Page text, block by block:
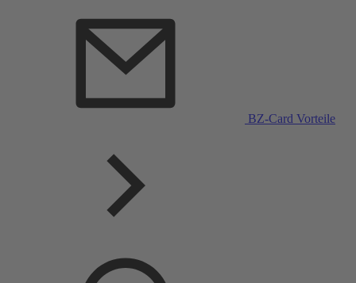
BZ-Card Vorteile